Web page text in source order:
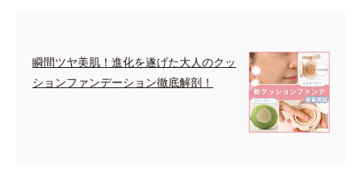
瞬間ツヤ美肌！進化を遂げた大人のクッ
ションファンデーション徹底解剖！